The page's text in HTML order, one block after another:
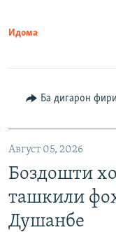
Идома
Ба дигарон
Август 05, 2026
Боздошти
ташкили
Душанбе